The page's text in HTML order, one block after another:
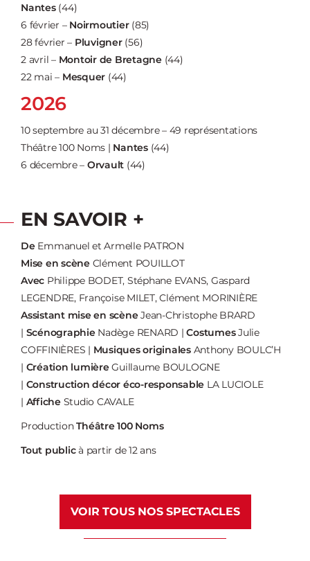
Nantes(44)
6 février – Noirmoutier (85)
28 février – Pluvigner (56)
2 avril – Montoir de Bretagne (44)
22 mai – Mesquer (44)
2026
10 septembre au 31 décembre – 49 représentations
Théâtre 100 Noms |
Nantes(44)
6 décembre – Orvault (44)
EN SAVOIR +
DeEmmanuel et Armelle PATRON
Mise en scèneClément POUILLOT
Avec Philippe BODET, Stéphane EVANS, Gaspard
LEGENDRE, Françoise MILET, Clément MORINIÈRE
Assistant mise en scèneJean-Christophe BRARD
ScénographieNadège RENARD |CostumesJulie
COFFINIÈRES |
Musiques originalesAnthony BOULC’H
Création lumièreGuillaume BOULOGNE
Construction décor éco-responsable LA LUCIOLE
AfficheStudio CAVALE
ProductionThéâtre 100 Noms
Tout publicà partir de 12 ans
VOIR TOUS NOS SPECTACLES